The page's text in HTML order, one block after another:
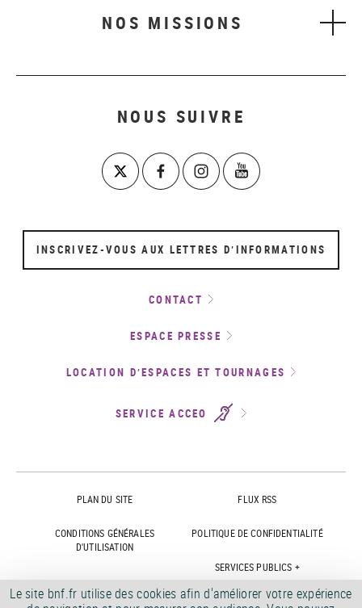
NOS MISSIONS
NOUS SUIVRE
INSCRIVEZ-VOUS AUX LETTRES D’INFORMATIONS
CONTACT
ESPACE PRESSE
LOCATION D’ESPACES ET TOURNAGES
SERVICE ACCEO
PLAN DU SITE FLUX RSS
CONDITIONS GÉNÉRALES
D'UTILISATION
POLITIQUE DE CONFIDENTIALITÉ
SERVICES PUBLICS +
ACCESSIBILITÉ
ACCESSIBILITÉ BNF.FR : NON
Le site bnf.fr utilise des cookies afin d'améliorer votre expérience